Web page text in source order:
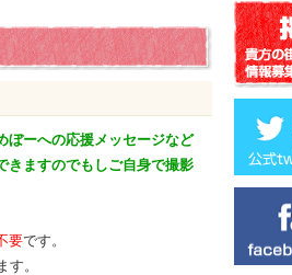
ぼーへの応援メッセージなど
きますのでもしご自身で撮影
要です。
。